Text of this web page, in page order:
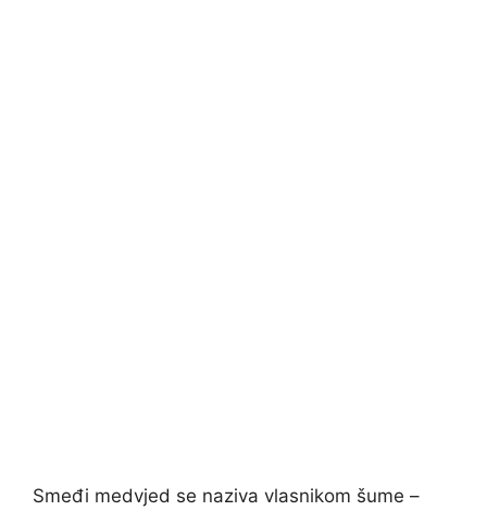
Smeđi medvjed se naziva vlasnikom šume –